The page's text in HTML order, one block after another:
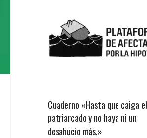
Cuaderno «Hasta que caiga el
patriarcado y no haya ni un
desahucio más.»